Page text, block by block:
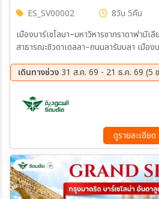
ES_SV00002 8วัน 5คืน
เมืองบาร์เซโลนา–มหาวิหารซากราดาฟามีเ
สาธารณะซิวดาเดลลา–ถนนลารัมบลา เมืองบ
ซา-เมืองเซโกเบีย–สะพานส่งน้ำโรมัน(ด้านน
นอก)-มาดริด กรุงมาดริด-พระราชวังหลวง
วิหารโตเลโด-พลาซ่ามายอร์
เดินทางช่วง31 ส.ค. 69 - 21 ธ.ค. 69 (5
19 ต.ค. 69 - 26 ต.ค. 69
24 ธ.ค. 69 - 21 ธ.ค. 69
ดูรายละเอียด